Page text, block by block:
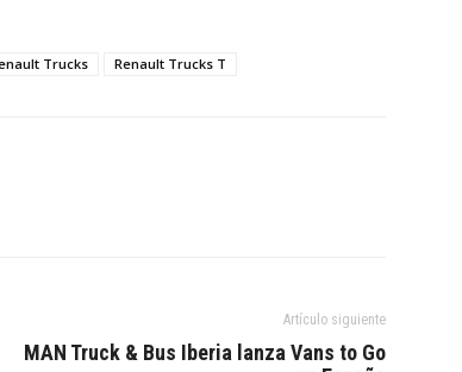
Trucks Renault Trucks T
Artículo siguiente
MAN Truck & Bus Iberia lanza Vans to Go